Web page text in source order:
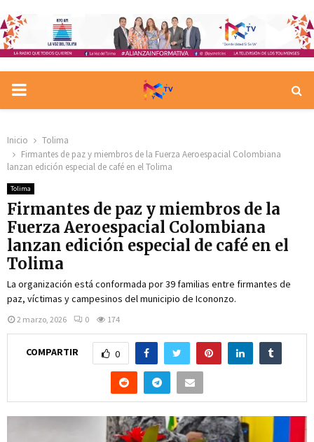
PRIMARY
Inicio
Tolima
Firmantes de paz y miembros de la Fuerza Aeroespacial Colombiana
lanzan edición especial de café en el Tolima
Tolima
Firmantes de paz y miembros de la
Fuerza Aeroespacial Colombiana
lanzan edición especial de café en el
Tolima
La organización está conformada por 39 familias entre firmantes de
paz, víctimas y campesinos del municipio de Icononzo.
2 marzo, 2026 0 174
COMPARTIR 0